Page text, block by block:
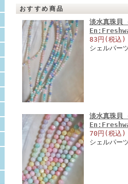
おすすめ商品
淡水真珠貝
83円(税込)
シェルパー
淡水真珠貝
70円(税込)
シェルパー